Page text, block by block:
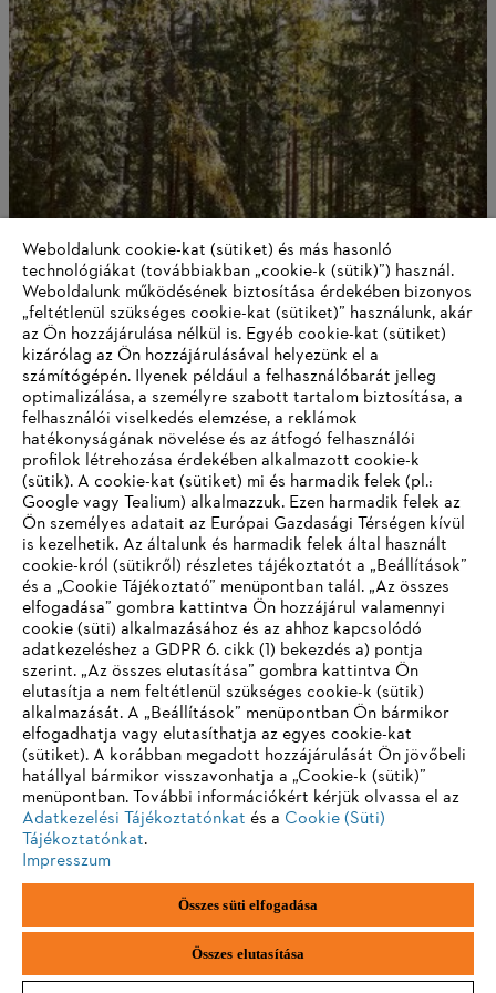
NYITOTT MÁS STIHL
OLDALAKRA?
Error 404. A STIHL rendkívül sokoldalú, de sajnos ez az
oldal nem létezik (már). Kezdőlapunk áttekintést nyújt a
STIHL weboldalának összes aktuális tartalmáról - csak egy
kattintásnyira!
Tovább a honlapra
Menjen az álláskereséshez
Információk a beszállítók számára
Termékek
Kapcsolat
Karrier
Bejelentő rendszer
Weboldalunk cookie-kat (sütiket) és más hasonló
technológiákat (továbbiakban „cookie-k (sütik)”) használ.
Weboldalunk működésének biztosítása érdekében bizonyos
„feltétlenül szükséges cookie-kat (sütiket)” használunk, akár
az Ön hozzájárulása nélkül is. Egyéb cookie-kat (sütiket)
kizárólag az Ön hozzájárulásával helyezünk el a
számítógépén. Ilyenek például a felhasználóbarát jelleg
optimalizálása, a személyre szabott tartalom biztosítása, a
felhasználói viselkedés elemzése, a reklámok
hatékonyságának növelése és az átfogó felhasználói
profilok létrehozása érdekében alkalmazott cookie-k
(sütik). A cookie-kat (sütiket) mi és harmadik felek (pl.:
Google vagy Tealium) alkalmazzuk. Ezen harmadik felek az
Ön személyes adatait az Európai Gazdasági Térségen kívül
is kezelhetik. Az általunk és harmadik felek által használt
cookie-król (sütikről) részletes tájékoztatót a „Beállítások”
és a „Cookie Tájékoztató” menüpontban talál. „Az összes
elfogadása” gombra kattintva Ön hozzájárul valamennyi
cookie (süti) alkalmazásához és az ahhoz kapcsolódó
adatkezeléshez a GDPR 6. cikk (1) bekezdés a) pontja
szerint. „Az összes elutasítása” gombra kattintva Ön
elutasítja a nem feltétlenül szükséges cookie-k (sütik)
alkalmazását. A „Beállítások” menüpontban Ön bármikor
elfogadhatja vagy elutasíthatja az egyes cookie-kat
(sütiket). A korábban megadott hozzájárulását Ön jövőbeli
hatállyal bármikor visszavonhatja a „Cookie-k (sütik)”
menüpontban. További információkért kérjük olvassa el az
Adatkezelési Tájékoztatónkat és a Cookie (Süti)
Tájékoztatónkat.
Impresszum
Összes süti elfogadása
Összes elutasítása